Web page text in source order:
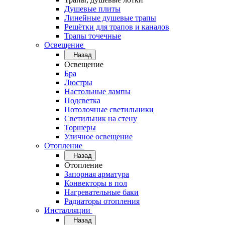
Душевые плиты
Линейные душевые трапы
Решётки для трапов и каналов
Трапы точечные
Освещение
Назад
Освещение
Бра
Люстры
Настольные лампы
Подсветка
Потолочные светильники
Светильник на стену
Торшеры
Уличное освещение
Отопление
Назад
Отопление
Запорная арматура
Конвекторы в пол
Нагревательные баки
Радиаторы отопления
Инсталляции
Назад